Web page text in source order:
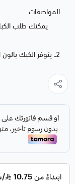
المواصفات
يمكنك طلب
2۔ يتوفر الكبك بالون الذهبي والفضي